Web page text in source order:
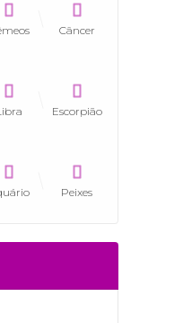
Câncer
Escorpião
Peixes